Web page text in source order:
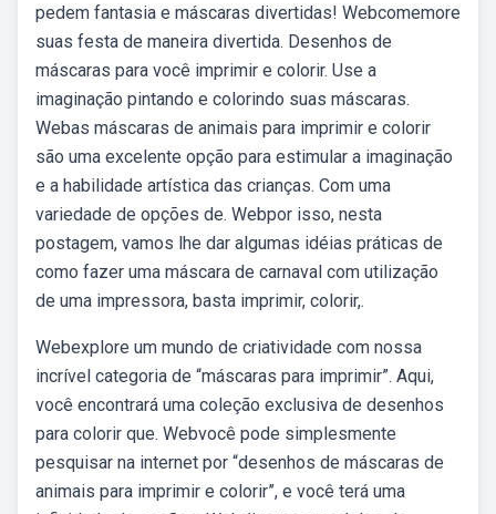
pedem fantasia e máscaras divertidas! Webcomemore
suas festa de maneira divertida. Desenhos de
máscaras para você imprimir e colorir. Use a
imaginação pintando e colorindo suas máscaras.
Webas máscaras de animais para imprimir e colorir
são uma excelente opção para estimular a imaginação
e a habilidade artística das crianças. Com uma
variedade de opções de. Webpor isso, nesta
postagem, vamos lhe dar algumas idéias práticas de
como fazer uma máscara de carnaval com utilização
de uma impressora, basta imprimir, colorir,.
Webexplore um mundo de criatividade com nossa
incrível categoria de “máscaras para imprimir”. Aqui,
você encontrará uma coleção exclusiva de desenhos
para colorir que. Webvocê pode simplesmente
pesquisar na internet por “desenhos de máscaras de
animais para imprimir e colorir”, e você terá uma